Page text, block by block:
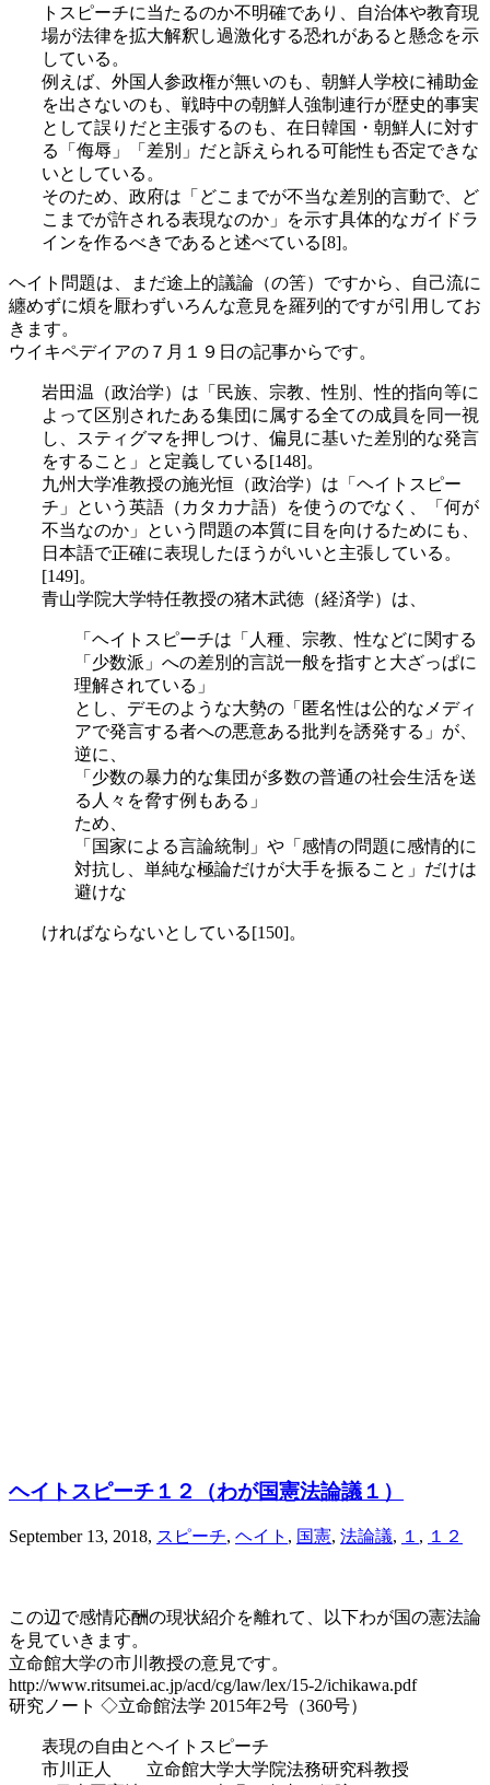
トスピーチに当たるのか不明確であり、自治体や教育現
場が法律を拡大解釈し過激化する恐れがあると懸念を示
している。
例えば、外国人参政権が無いのも、朝鮮人学校に補助金
を出さないのも、戦時中の朝鮮人強制連行が歴史的事実
として誤りだと主張するのも、在日韓国・朝鮮人に対す
る「侮辱」「差別」だと訴えられる可能性も否定できな
いとしている。
そのため、政府は「どこまでが不当な差別的言動で、ど
こまでが許される表現なのか」を示す具体的なガイドラ
インを作るべきであると述べている[8]。
ヘイト問題は、まだ途上的議論（の筈）ですから、自己流に
纏めずに煩を厭わずいろんな意見を羅列的ですが引用してお
きます。
ウイキペデイアの７月１９日の記事からです。
岩田温（政治学）は「民族、宗教、性別、性的指向等に
よって区別されたある集団に属する全ての成員を同一視
し、スティグマを押しつけ、偏見に基いた差別的な発言
をすること」と定義している[148]。
九州大学准教授の施光恒（政治学）は「ヘイトスピー
チ」という英語（カタカナ語）を使うのでなく、「何が
不当なのか」という問題の本質に目を向けるためにも、
日本語で正確に表現したほうがいいと主張している。
[149]。
青山学院大学特任教授の猪木武徳（経済学）は、
「ヘイトスピーチは「人種、宗教、性などに関する
「少数派」への差別的言説一般を指すと大ざっぱに
理解されている」
とし、デモのような大勢の「匿名性は公的なメディ
アで発言する者への悪意ある批判を誘発する」が、
逆に、
「少数の暴力的な集団が多数の普通の社会生活を送
る人々を脅す例もある」
ため、
「国家による言論統制」や「感情の問題に感情的に
対抗し、単純な極論だけが大手を振ること」だけは
避けな
ければならないとしている[150]。
ヘイトスピーチ１２（わが国憲法論議１）
September 13, 2018, スピーチ, ヘイト , 国憲, 法論議, １ , １２
この辺で感情応酬の現状紹介を離れて、以下わが国の憲法論
を見ていきます。
立命館大学の市川教授の意見です。
http://www.ritsumei.ac.jp/acd/cg/law/lex/15-2/ichikawa.pdf
研究ノート ◇立命館法学 2015年2号（360号）
表現の自由とヘイトスピーチ
市川正人 立命館大学大学院法務研究科教授